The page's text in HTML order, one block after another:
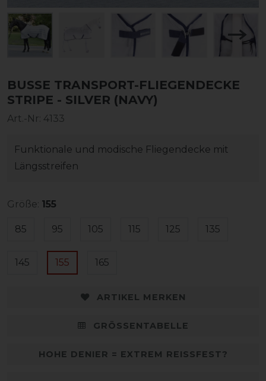
BUSSE TRANSPORT-FLIEGENDECKE
STRIPE - SILVER (NAVY)
Art.-Nr: 4133
Funktionale und modische Fliegendecke mit
Längsstreifen
Größe: 155
85 95 105 115 125 135
145 155 165
ARTIKEL MERKEN
GRÖSSENTABELLE
HOHE DENIER = EXTREM REISSFEST?